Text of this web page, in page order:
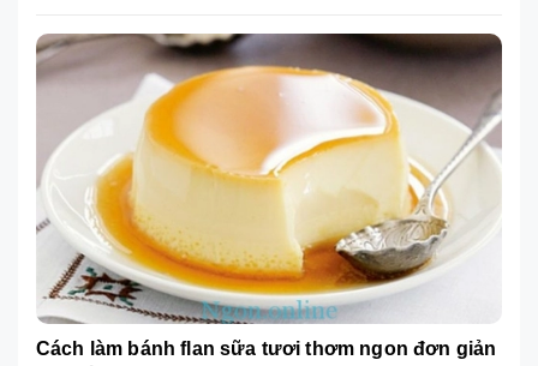
Cách làm bánh flan sữa tươi thơm ngon đơn giản